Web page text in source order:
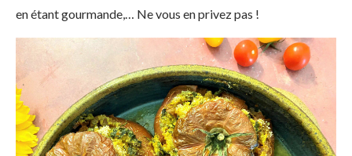
en étant gourmande,… Ne vous en privez pas !